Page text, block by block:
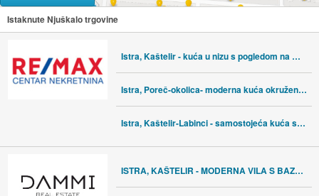
Istaknute Njuškalo trgovine
Istra, Kaštelir - kuća u nizu s pogledom na more
Istra, Poreč-okolica- moderna kuća okružena zelenilom
Istra, Kaštelir-Labinci - samostojeća kuća sa 3 stana, pogled more
ISTRA, KAŠTELIR - MODERNA VILA S BAZENOM